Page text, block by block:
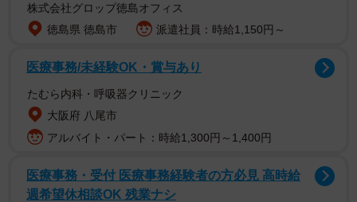
セカンドパートナーがいて良かったこと（提供画像）
株式会社グロップ徳島オフィス
徳島県 徳島市
派遣社員：時給1,150円～
医療事務/未経験OK・賞与あり
たむら内科・呼吸器クリニック
大阪府 八尾市
アルバイト・パート：時給1,300円～1,400円
医療事務・受付 医療事務経験者の方必見 高時給
週希望休相談OK 残業ナシ